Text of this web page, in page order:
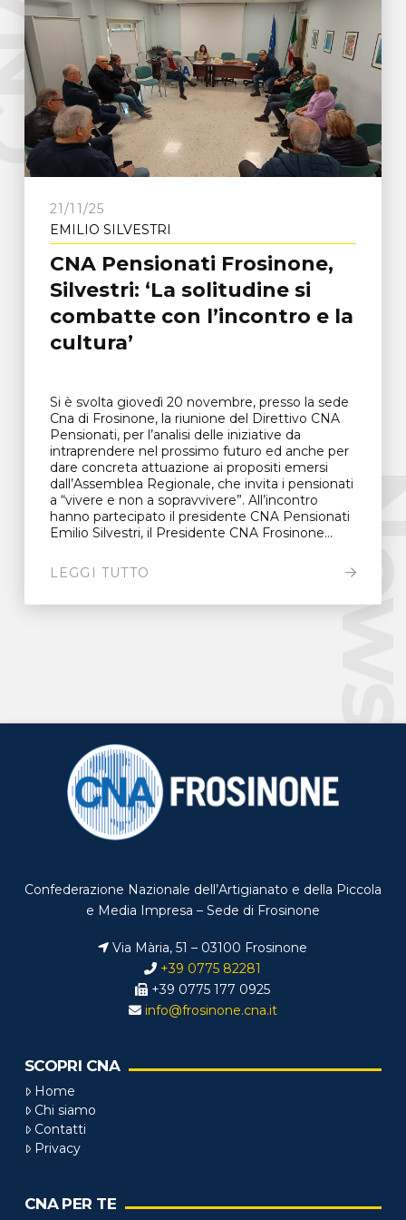
21/11/25
EMILIO SILVESTRI
CNA Pensionati Frosinone,
Silvestri: ‘La solitudine si
combatte con l’incontro e la
cultura’
Si è svolta giovedì 20 novembre, presso la sede
Cna di Frosinone, la riunione del Direttivo CNA
Pensionati, per l’analisi delle iniziative da
intraprendere nel prossimo futuro ed anche per
dare concreta attuazione ai propositi emersi
dall’Assemblea Regionale, che invita i pensionati
a “vivere e non a sopravvivere”. All’incontro
hanno partecipato il presidente CNA Pensionati
Emilio Silvestri, il Presidente CNA Frosinone...
LEGGI TUTTO
Confederazione Nazionale dell’Artigianato e della Piccola
e Media Impresa – Sede di Frosinone
Via Mària, 51 – 03100 Frosinone
+39 0775 82281
+39 0775 177 0925
info@frosinone.cna.it
SCOPRI CNA
Home
Chi siamo
Contatti
Privacy
CNA PER TE